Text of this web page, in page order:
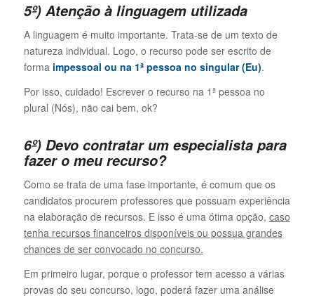
5º) Atenção à linguagem utilizada
A linguagem é muito importante. Trata-se de um texto de
natureza individual. Logo, o recurso pode ser escrito de
forma impessoal ou na 1ª pessoa no singular (Eu).
Por isso, cuidado! Escrever o recurso na 1ª pessoa no
plural (Nós), não cai bem, ok?
6º) Devo contratar um especialista para
fazer o meu recurso?
Como se trata de uma fase importante, é comum que os
candidatos procurem professores que possuam experiência
na elaboração de recursos. E isso é uma ótima opção, caso
tenha recursos financeiros disponíveis ou possua grandes
chances de ser convocado no concurso.
Em primeiro lugar, porque o professor tem acesso a várias
provas do seu concurso, logo, poderá fazer uma análise